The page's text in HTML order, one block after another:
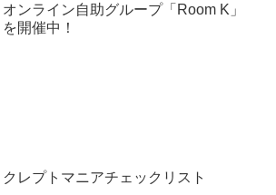
オンライン自助グループ「Room K」
を開催中！
クレプトマニアチェックリスト